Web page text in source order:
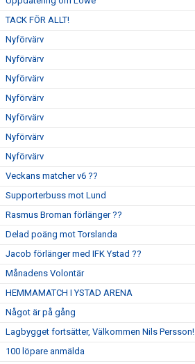
TACK FÖR ALLT!
Nyförvärv
Nyförvärv
Nyförvärv
Nyförvärv
Nyförvärv
Nyförvärv
Nyförvärv
Veckans matcher v6 ??
Supporterbuss mot Lund
Rasmus Broman förlänger ??
Delad poäng mot Torslanda
Jacob förlänger med IFK Ystad ??
Månadens Volontär
HEMMAMATCH I YSTAD ARENA
Något är på gång
Lagbygget fortsätter, Välkommen Nils Persson!
100 löpare anmälda